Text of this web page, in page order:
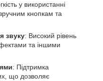
у використанні
кнопкам та
звуку: Високий рівень
та іншими
: Підтримка
що дозволяє